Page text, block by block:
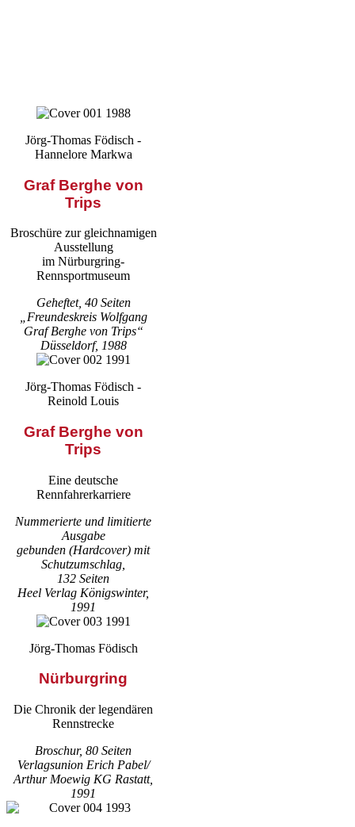
Jörg-Thomas Födisch -
Hannelore Markwa
Graf Berghe von
Trips
Broschüre zur gleichnamigen
Ausstellung
im Nürburgring-
Rennsportmuseum
Geheftet, 40 Seiten
„Freundeskreis Wolfgang
Graf Berghe von Trips“
Düsseldorf, 1988
Jörg-Thomas Födisch -
Reinold Louis
Graf Berghe von
Trips
Eine deutsche
Rennfahrerkarriere
Nummerierte und limitierte
Ausgabe
gebunden (Hardcover) mit
Schutzumschlag,
132 Seiten
Heel Verlag Königswinter,
1991
Jörg-Thomas Födisch
Nürburgring
Die Chronik der legendären
Rennstrecke
Broschur, 80 Seiten
Verlagsunion Erich Pabel/
Arthur Moewig KG Rastatt,
1991